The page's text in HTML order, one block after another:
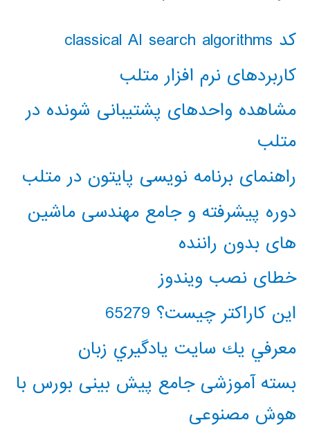
کد classical AI search algorithms
کاربردهای نرم افزار متلب
مشاهده واحدهای پشتیبانی شونده در
متلب
راهنمای برنامه نویسی پایتون در متلب
دوره پیشرفته و جامع مهندسی ماشین
های بدون راننده
خطای نصب ویندوز
این کاراکتر چیست؟ 65279
معرفي يك سايت يادگيري زبان
بسته آموزشی جامع پیش بینی بورس با
هوش مصنوعی